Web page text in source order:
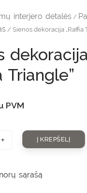
interjero detalės /
/ Sienos dekoracija „Raffia
dekoracija
Triangle”
PVM
+ Į KREPŠELĮ
sąrašą